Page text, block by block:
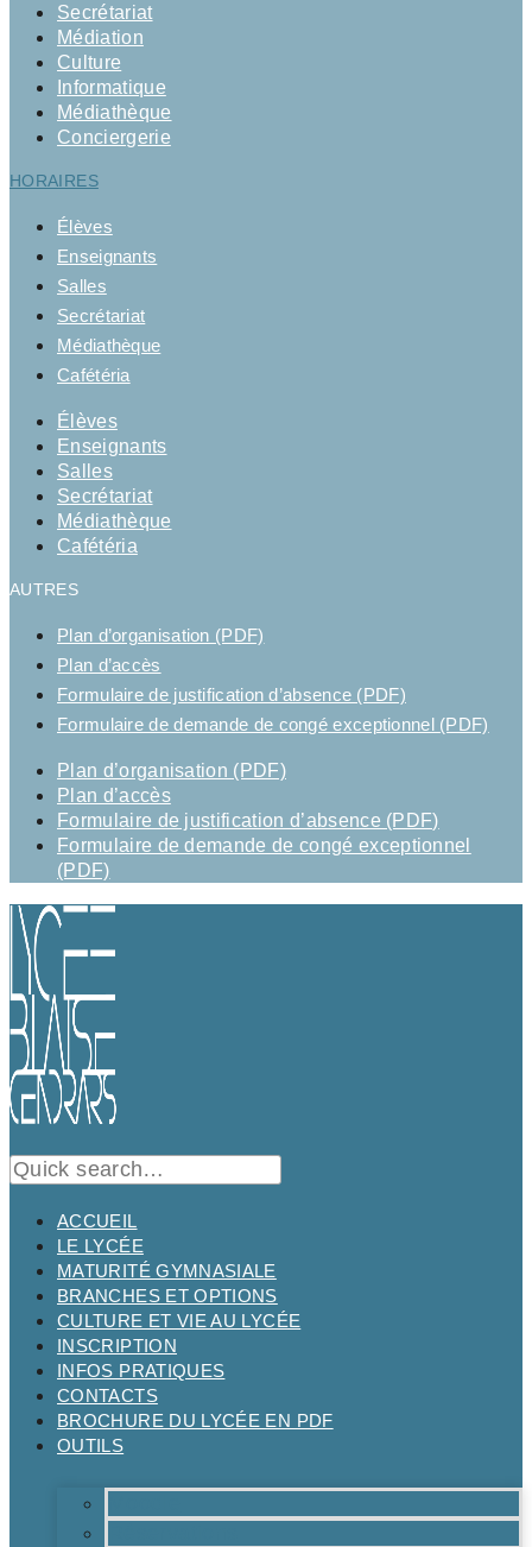
Secrétariat
Médiation
Culture
Informatique
Médiathèque
Conciergerie
HORAIRES
Élèves
Enseignants
Salles
Secrétariat
Médiathèque
Cafétéria
Élèves
Enseignants
Salles
Secrétariat
Médiathèque
Cafétéria
AUTRES
Plan d’organisation (PDF)
Plan d’accès
Formulaire de justification d’absence (PDF)
Formulaire de demande de congé exceptionnel (PDF)
Plan d’organisation (PDF)
Plan d’accès
Formulaire de justification d’absence (PDF)
Formulaire de demande de congé exceptionnel
(PDF)
ACCUEIL
LE LYCÉE
MATURITÉ GYMNASIALE
BRANCHES ET OPTIONS
CULTURE ET VIE AU LYCÉE
INSCRIPTION
INFOS PRATIQUES
CONTACTS
BROCHURE DU LYCÉE EN PDF
OUTILS